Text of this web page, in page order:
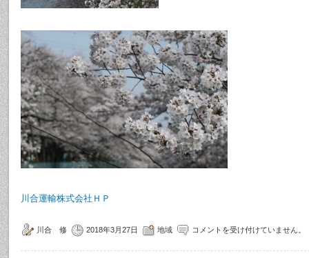
川合運輸株式会社ＨＰ
川合 修 2018年3月27日 地域 コメントを受け付けていません。